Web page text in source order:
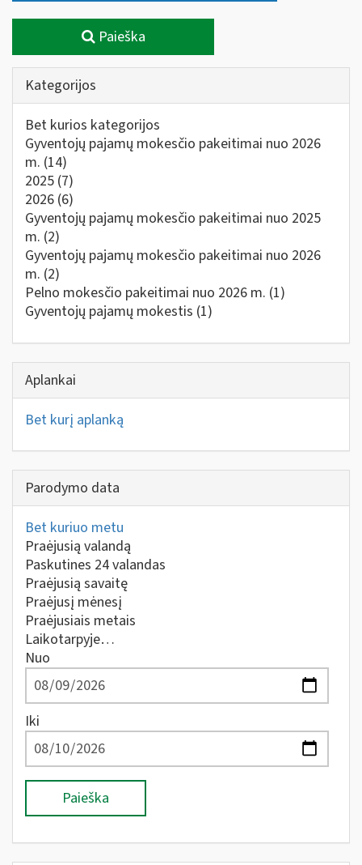
Paieška
Kategorijos
Bet kurios kategorijos
Gyventojų pajamų mokesčio pakeitimai nuo 2026
m. (14)
2025 (7)
2026 (6)
Gyventojų pajamų mokesčio pakeitimai nuo 2025
m. (2)
Gyventojų pajamų mokesčio pakeitimai nuo 2026
m. (2)
Pelno mokesčio pakeitimai nuo 2026 m. (1)
Gyventojų pajamų mokestis (1)
Aplankai
Bet kurį aplanką
Parodymo data
Bet kuriuo metu
Praėjusią valandą
Paskutines 24 valandas
Praėjusią savaitę
Praėjusį mėnesį
Praėjusiais metais
Laikotarpyje…
Nuo
Iki
Paieška